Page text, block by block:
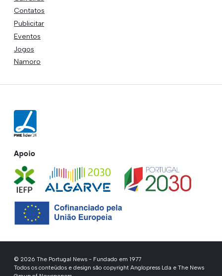
Contatos
Publicitar
Eventos
Jogos
Namoro
Apoio
© 2026 The Portugal News - Fundado em 1977
Todos os conteúdos e design são copyright Anglopress Lda e The News